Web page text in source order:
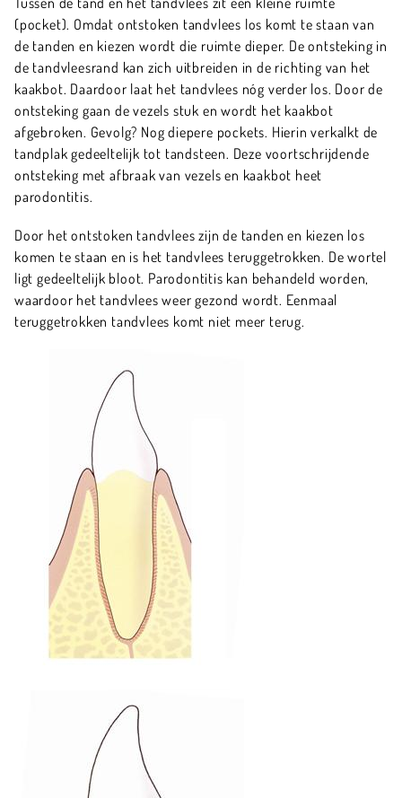
(pocket). Omdat ontstoken tandvlees los komt te staan van
de tanden en kiezen wordt die ruimte dieper. De ontsteking in
de tandvleesrand kan zich uitbreiden in de richting van het
kaakbot. Daardoor laat het tandvlees nóg verder los. Door de
ontsteking gaan de vezels stuk en wordt het kaakbot
afgebroken. Gevolg? Nog diepere pockets. Hierin verkalkt de
tandplak gedeeltelijk tot tandsteen. Deze voortschrijdende
ontsteking met afbraak van vezels en kaakbot heet
parodontitis.
Door het ontstoken tandvlees zijn de tanden en kiezen los
komen te staan en is het tandvlees teruggetrokken. De wortel
ligt gedeeltelijk bloot. Parodontitis kan behandeld worden,
waardoor het tandvlees weer gezond wordt. Eenmaal
teruggetrokken tandvlees komt niet meer terug.